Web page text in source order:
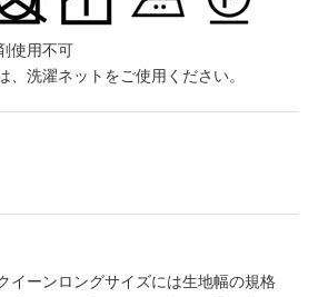
使用不可
洗濯ネットをご使用ください。
イーンロングサイズには生地幅の規格